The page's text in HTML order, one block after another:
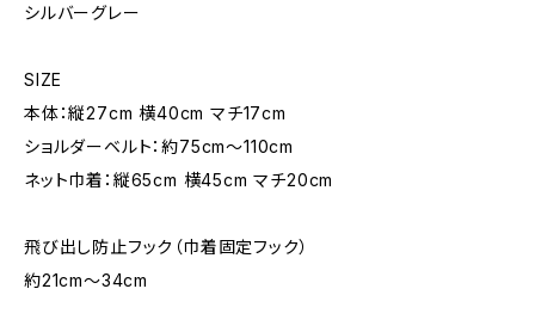
シルバーグレー
SIZE
本体：縦27cm 横40cm マチ17cm
ショルダーベルト：約75cm〜110cm
ネット巾着：縦65cm 横45cm マチ20cm
飛び出し防止フック（巾着固定フック）
約21cm〜34cm